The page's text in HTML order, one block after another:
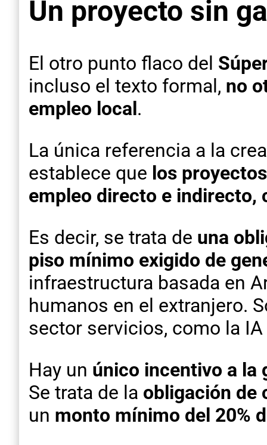
Un proyecto sin
El otro punto flaco del
incluso el texto formal, no
empleo local.
La única referencia a la
establece que los
empleo directo e indirecto,
Es decir, se trata de una
piso mínimo exigido de
infraestructura basada en
humanos en el extranjero.
sector servicios, como la
Hay un único incentivo a la
Se trata de la obligación de
un monto mínimo del 20%